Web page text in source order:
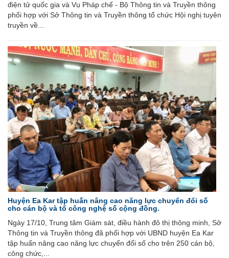
điện tử quốc gia và Vụ Pháp chế - Bộ Thông tin và Truyền thông
phối hợp với Sở Thông tin và Truyền thông tổ chức Hội nghị tuyên
truyền về...
Huyện Ea Kar tập huấn nâng cao năng lực chuyển đổi số
cho cán bộ và tổ công nghệ số cộng đồng.
Ngày 17/10, Trung tâm Giám sát, điều hành đô thị thông minh, Sở
Thông tin và Truyền thông đã phối hợp với UBND huyện Ea Kar
tập huấn nâng cao năng lực chuyển đổi số cho trên 250 cán bộ,
công chức,...